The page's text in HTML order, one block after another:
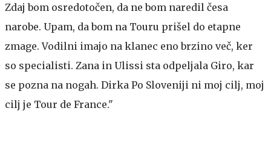
Zdaj bom osredotočen, da ne bom naredil česa
narobe. Upam, da bom na Touru prišel do etapne
zmage. Vodilni imajo na klanec eno brzino več, ker
so specialisti. Zana in Ulissi sta odpeljala Giro, kar
se pozna na nogah. Dirka Po Sloveniji ni moj cilj, moj
cilj je Tour de France."